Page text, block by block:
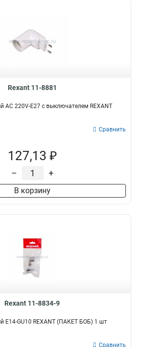
Rexant 11-8881
AC 220V-E27 с выключателем REXANT
Сравнить
127,13 ₽
– +
В корзину
Rexant 11-8834-9
Е14-GU10 REXANT (ПАКЕТ БОБ) 1 шт
Сравнить